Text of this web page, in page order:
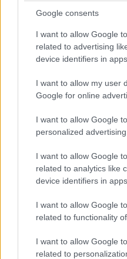
Google consents
I want to allow Google
related to advertising
device identifiers in apps.
I want to allow my user
Google for online
I want to allow Google
personalized advertising.
I want to allow Google
related to analytics like
device identifiers in apps.
I want to allow Google
related to functionality
I want to allow Google
related to